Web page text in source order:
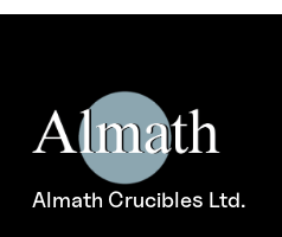
Almath Crucibles Ltd.